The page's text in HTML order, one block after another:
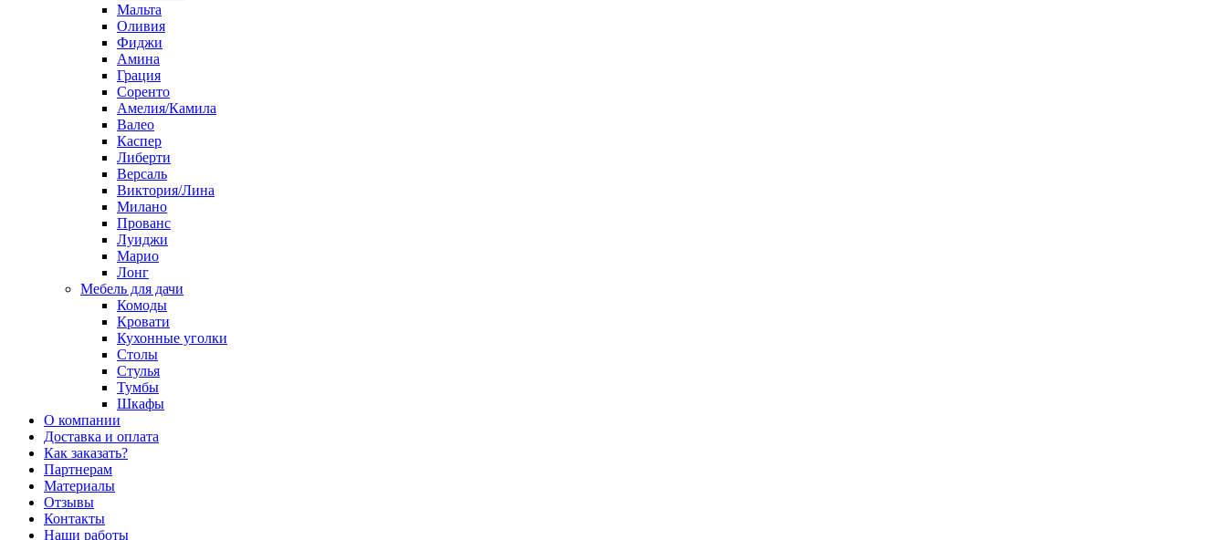
Мальта
Оливия
Фиджи
Амина
Грация
Соренто
Амелия/Камила
Валео
Каспер
Либерти
Версаль
Виктория/Лина
Милано
Прованс
Луиджи
Марио
Лонг
Мебель для дачи
Комоды
Кровати
Кухонные уголки
Столы
Стулья
Тумбы
Шкафы
О компании
Доставка и оплата
Как заказать?
Партнерам
Материалы
Отзывы
Контакты
Наши работы